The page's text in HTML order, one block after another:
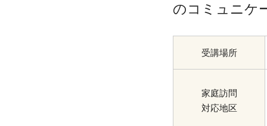
のコミュニケ
受講場所
家庭訪問
対応地区